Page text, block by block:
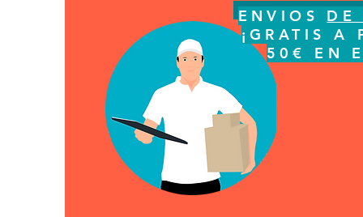
ENVIOSDE
ENVIOS DE
¡GRATIS A
50€ EN